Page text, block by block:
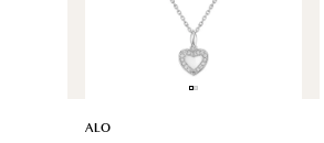
+420 730 802 800
09:00
Hilton, Košice
ALO